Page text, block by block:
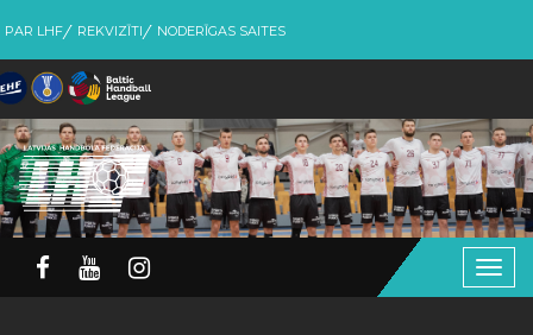
PAR LHF REKVIZĪTI NODERĪGAS SAITES